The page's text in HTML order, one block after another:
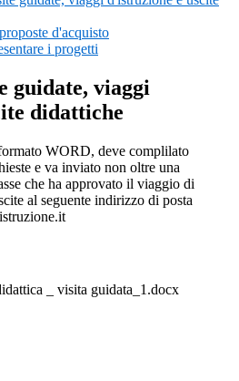
d'acquisto
i progetti
guidate, viaggi
didattiche
WORD, deve complilato
e va inviato non oltre una
che ha approvato il viaggio di
al seguente indirizzo di posta
_ visita guidata_1.docx